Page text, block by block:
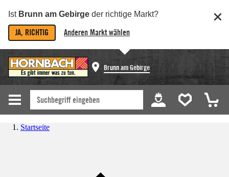
Ist Brunn am Gebirge der richtige Markt?
JA, RICHTIG Anderen Markt wählen
Brunn am Gebirge
Startseite